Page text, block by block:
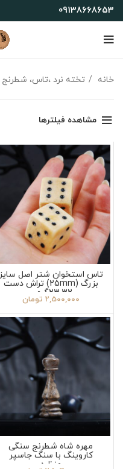
09138668653
خانه تخته نرد ،تاس، شطرنج
مشاهده فیلترها
تاس استخوان شتر اصل سایز
بزرگ (25mm) تراش دست
23.32گرمی
2,500,000 تومان
مهره شاه شطرنج سنگی
کاروینگ با سنگ جاسپر
منظره